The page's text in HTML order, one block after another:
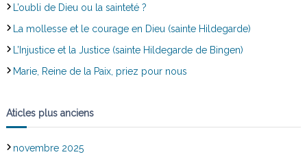
L’oubli de Dieu ou la sainteté ?
La mollesse et le courage en Dieu (sainte Hildegarde)
L’Injustice et la Justice (sainte Hildegarde de Bingen)
Marie, Reine de la Paix, priez pour nous
Aticles plus anciens
novembre 2025